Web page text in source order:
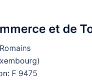
et de
F 9475